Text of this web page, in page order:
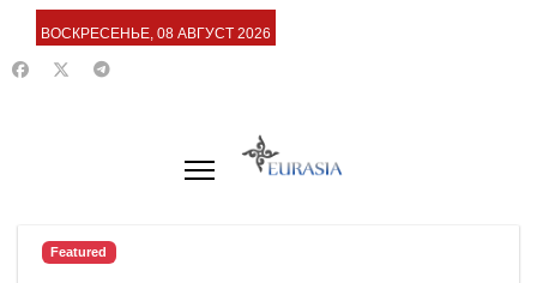
ВОСКРЕСЕНЬЕ, 08 АВГУСТ 2026
Featured